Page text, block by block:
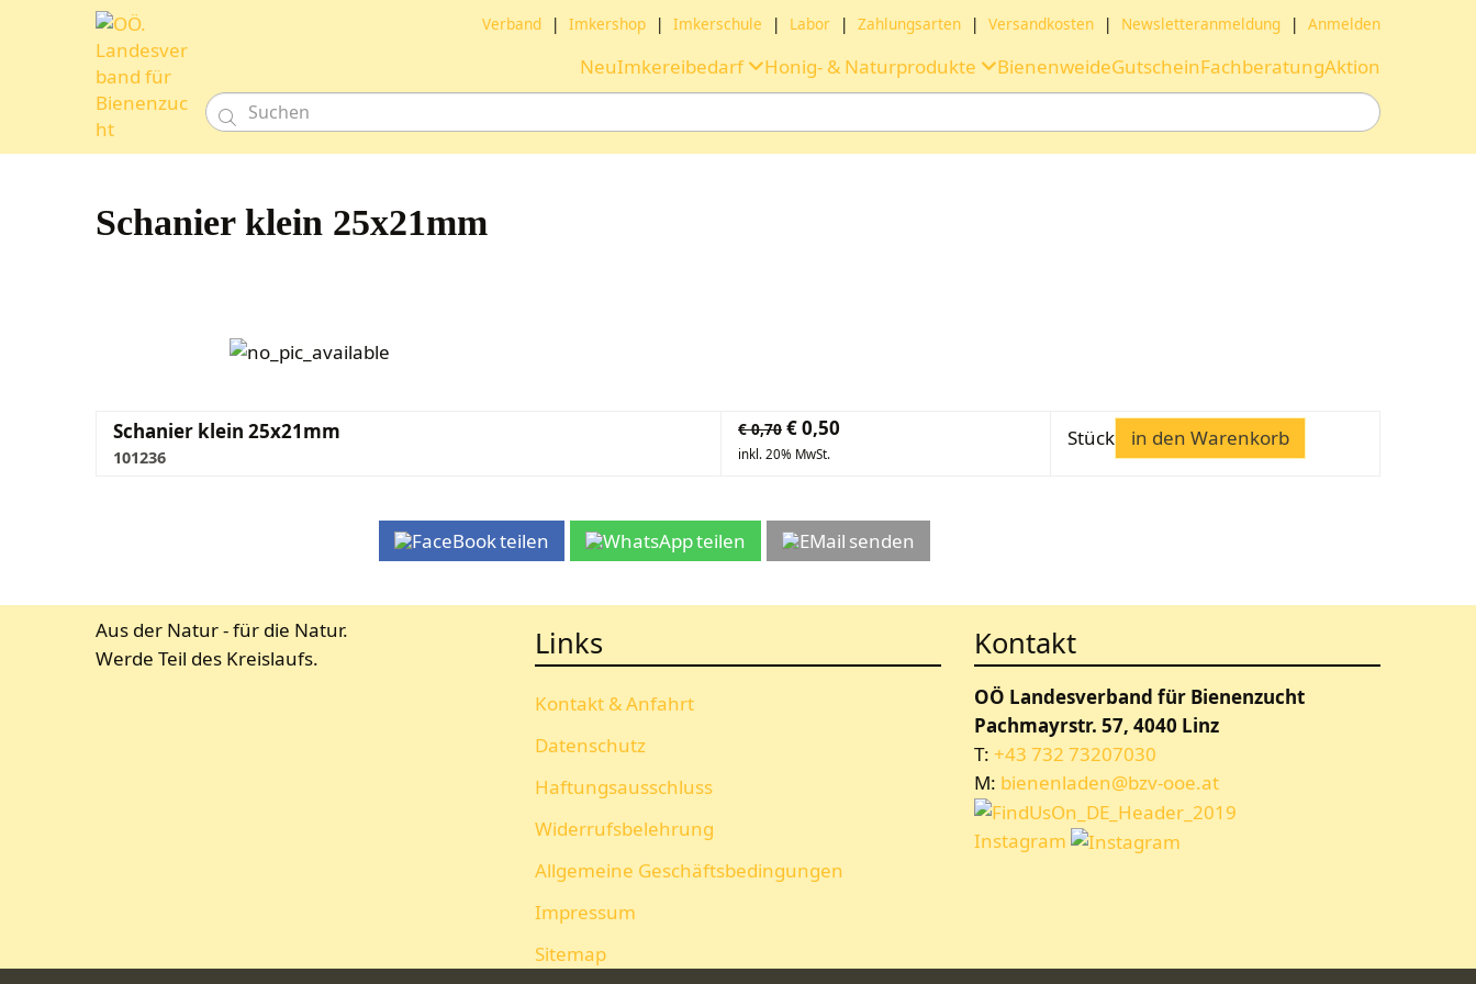
Verband | Imkershop | Imkerschule | Labor | Zahlungsarten | Versandkosten | Newsletteranmeldung | Anmelden
NeuImkereibedarf Honig- & Naturprodukte BienenweideGutscheinFachberatungAktion

Schanier klein 25x21mm
Schanier klein 25x21mm
101236
€ 0,70 €0,50
inkl. 20% MwSt.
Stück in den Warenkorb
teilen teilen senden
Aus der Natur - für die Natur.
Werde Teil des Kreislaufs.
Links
Kontakt & Anfahrt
Datenschutz
Haftungsausschluss
Widerrufsbelehrung
Allgemeine Geschäftsbedingungen
Impressum
Sitemap
Kontakt
OÖ Landesverband für Bienenzucht
Pachmayrstr. 57, 4040 Linz
T: +43 732 73207030
M: bienenladen@bzv-ooe.at
Instagram